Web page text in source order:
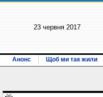
23 червня 2017
Анонс Щоб ми так жили